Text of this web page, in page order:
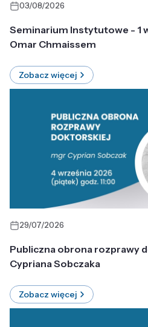
03/08/2026
Seminarium Instytutowe - 1
Omar Chmaissem
Zobacz więcej
29/07/2026
Publiczna obrona rozprawy
Cypriana Sobczaka
Zobacz więcej